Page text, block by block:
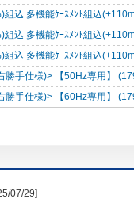
組込 多機能ｹｰｽﾒﾝﾄ組込
組込 多機能ｹｰｽﾒﾝﾄ組込
組込 多機能ｹｰｽﾒﾝﾄ組込
勝手仕様)> 【50Hz専用】
勝手仕様)> 【60Hz専用】
07/29]